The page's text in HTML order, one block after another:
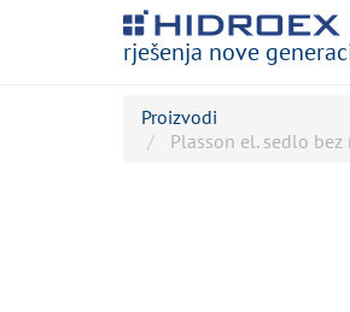
rješenja nove
Proizvodi
Plasson el. sedlo